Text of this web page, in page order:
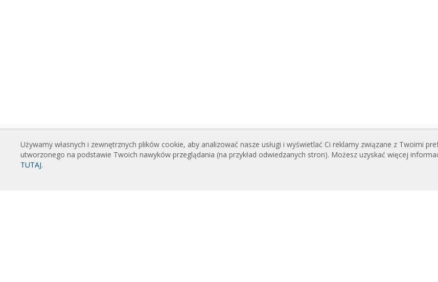
KURTYNY POWIETRZNE
Standardowe kurtyny powietrzne
PLIKI DO POBRANIA
Katalog kurtyn powietrznych
POWIĄZANE STRONY
INTERNETOWE
Używamy własnych i zewnętrznych plików cookie, aby analizować nasze usługi i wyświetlać Ci reklamy związane z Twoimi
utworzonego na podstawie Twoich nawyków przeglądania (na przykład odwiedzanych stron). Możesz uzyskać więcej
TUTAJ.